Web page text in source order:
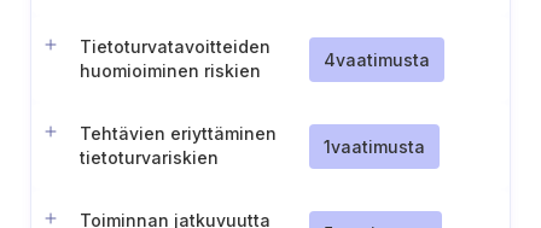
Tietoturvatavoitteiden
huomioiminen riskien
4vaatimusta
Tehtävien eriyttäminen
tietoturvariskien
1vaatimusta
Toiminnan jatkuvuutta